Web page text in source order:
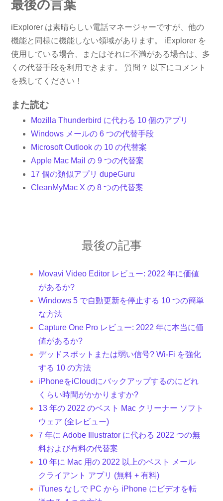
最後の言葉
iExplorer は素晴らしい電話マネージャーですが、他の
機能と同様に機能しない領域があります。 iExplorer を
使用している場合、またはそれに不満がある場合は、多
くの代替手段を利用できます。 質問？ 以下にコメント
を残してください！
また読む
Mozilla Thunderbird に代わる 10 個のアプリ
Windows メールの 6 つの代替手段
Microsoft Outlook の 10 の代替案
Apple Mac Mail の 9 つの代替案
17 個の類似アプリ dupeGuru
CleanMyMac X の 8 つの代替案
最後の記事
Movavi Video Editor レビュー: 2022 年に価値
があるか?
Windows 5 で自動更新を停止する 10 つの簡単
な方法
Capture One Pro レビュー: 2022 年に本当に価
値があるか?
デッドスポットまたは弱い信号? Wi-Fi を強化
する 10 の方法
iPhoneをiCloudにバックアップするのにどれ
くらい時間がかかりますか?
13 年の 2022 のベスト Mac クリーナー ソフト
ウェア (全レビュー)
7 年に Adob​​e Illustrator に代わる 2022 つの無
料および有料の代替案
10 年に Mac 用の 2022 以上のベスト メール
クライアント アプリ (無料 + 有料)
iTunes なしで PC から iPhone にビデオを転